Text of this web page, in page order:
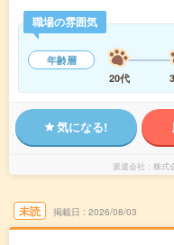
職場の雰囲気
年齢層
20代
気になる!
派遣会社 株式
未読 掲載日 2026/08/03